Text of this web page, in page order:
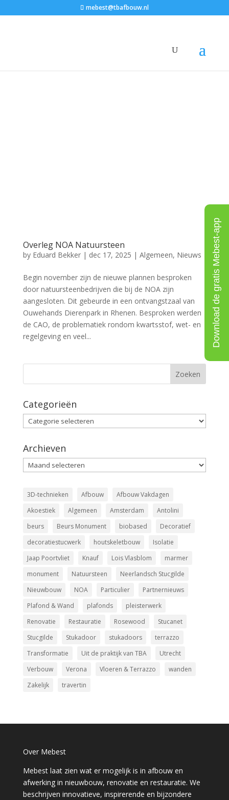
mebest@tbafbouw.nl
Overleg NOA Natuursteen
by Eduard Bekker| dec 17, 2025 | Algemeen, Nieuws
Begin november zijn de nieuwe plannen besproken
door natuursteenbedrijven die bij de NOA zijn
aangesloten. Dit gebeurde in een ontvangstzaal van
Ouwehands Dierenpark in Rhenen. Besproken werden
de CAO, de problematiek rondom kwartsstof, wet- en
regelgeving en veel...
Categorieën
Categorieën
Archieven
Archieven
3D-technieken Afbouw
Afbouw Vakdagen
Akoestiek
Algemeen Amsterdam
Antolini
beurs
Beurs Monument biobased
Decoratief
decoratiestucwerk
houtskeletbouw
Isolatie
Jaap Poortvliet
Knauf Lois Vlasblom
marmer
monument
Natuursteen
Neerlandsch Stucgilde
Nieuwbouw
NOA Particulier
Partnernieuws
Plafond & Wand
plafonds
pleisterwerk
Renovatie
Restauratie Rosewood
Stucanet
Stucgilde
Stukadoor stukadoors
terrazzo
Transformatie
Uit de praktijk van TBA
Utrecht
Verbouw
Verona Vloeren & Terrazzo
wanden
Zakelijk
­travertin
Over Mebest
Mebest laat zien wat er mogelijk is in afbouw en
afwerking in nieuwbouw, renovatie en restauratie. We
beschrijven innovatieve, inspirerende en bijzondere
Download de gratis Mebest-app